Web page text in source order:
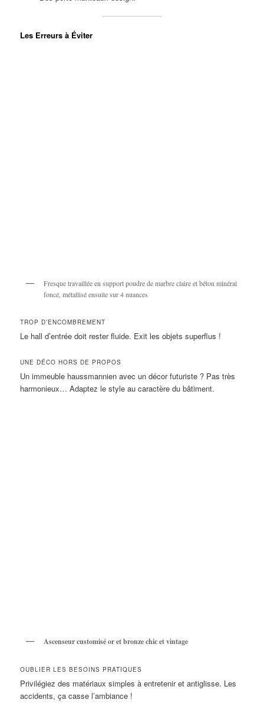
Les Erreurs à Éviter
Fresque travaillée en support poudre de marbre claire et béton minéral
foncé, métallisé ensuite sur 4 nuances
TROP D’ENCOMBREMENT
Le hall d’entrée doit rester fluide. Exit les objets superflus !
UNE DÉCO HORS DE PROPOS
Un immeuble haussmannien avec un décor futuriste ? Pas très
harmonieux… Adaptez le style au caractère du bâtiment.
Ascenseur customisé or et bronze chic et vintage
OUBLIER LES BESOINS PRATIQUES
Privilégiez des matériaux simples à entretenir et antiglisse. Les
accidents, ça casse l’ambiance !